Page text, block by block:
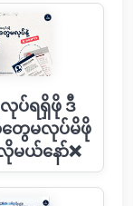
ပ်ရရှိဖို ဒီ
ေမလုပ်မိဖို
မယ်နော်❌